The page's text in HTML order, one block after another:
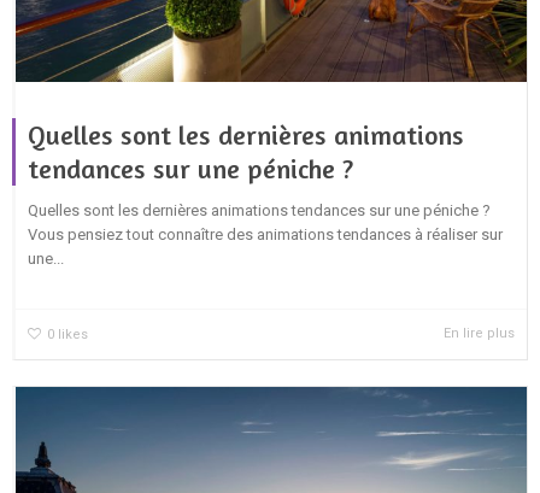
Quelles sont les dernières animations
tendances sur une péniche ?
Quelles sont les dernières animations tendances sur une péniche ?
Vous pensiez tout connaître des animations tendances à réaliser sur
une...
0 likes En lire plus